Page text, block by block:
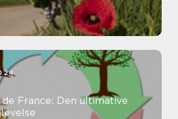
France: Den ultimative